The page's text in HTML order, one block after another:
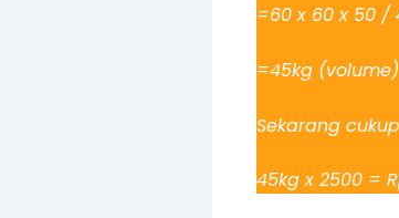
=60 x 60 x 50 /
=45kg (volume)
Sekarang
45kg x 2500 =